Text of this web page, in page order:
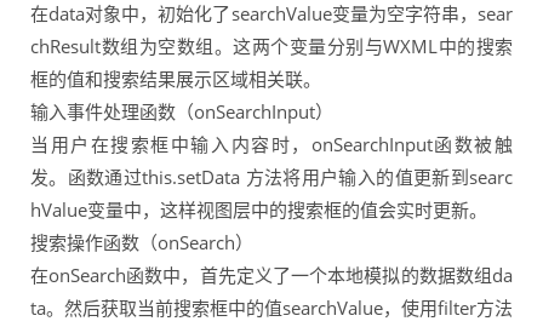
在data对象中，初始化了searchValue变量为空字符串，sear
chResult数组为空数组。这两个变量分别与WXML中的搜索
框的值和搜索结果展示区域相关联。
输入事件处理函数（onSearchInput）
当用户在搜索框中输入内容时，onSearchInput函数被触
发。函数通过this.setData 方法将用户输入的值更新到searc
hValue变量中，这样视图层中的搜索框的值会实时更新。
搜索操作函数（onSearch）
在onSearch函数中，首先定义了一个本地模拟的数据数组da
ta。然后获取当前搜索框中的值searchValue，使用filter方法